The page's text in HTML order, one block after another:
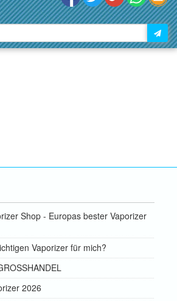
Shop - Europas bester Vaporizer
Vaporizer für mich?
2026